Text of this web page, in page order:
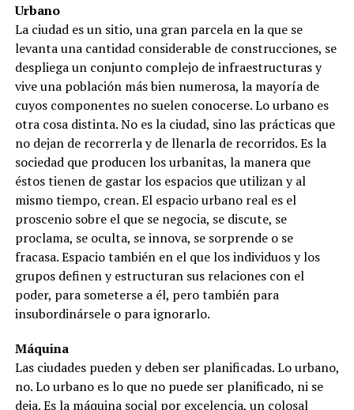
Urbano
La ciudad es un sitio, una gran parcela en la que se
levanta una cantidad considerable de construcciones, se
despliega un conjunto complejo de infraestructuras y
vive una población más bien numerosa, la mayoría de
cuyos componentes no suelen conocerse. Lo urbano es
otra cosa distinta. No es la ciudad, sino las prácticas que
no dejan de recorrerla y de llenarla de recorridos. Es la
sociedad que producen los urbanitas, la manera que
éstos tienen de gastar los espacios que utilizan y al
mismo tiempo, crean. El espacio urbano real es el
proscenio sobre el que se negocia, se discute, se
proclama, se oculta, se innova, se sorprende o se
fracasa. Espacio también en el que los individuos y los
grupos definen y estructuran sus relaciones con el
poder, para someterse a él, pero también para
insubordinársele o para ignorarlo.
Máquina
Las ciudades pueden y deben ser planificadas. Lo urbano,
no. Lo urbano es lo que no puede ser planificado, ni se
deja. Es la máquina social por excelencia, un colosal